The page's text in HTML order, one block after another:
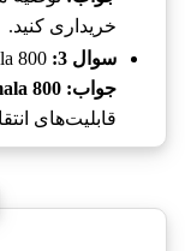
خریداری کنید.
سوال 3:
جواب: 800
قابلیت‌های